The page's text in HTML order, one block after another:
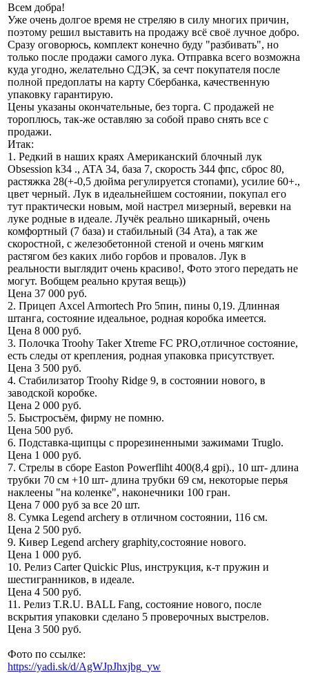
Всем добра!
Уже очень долгое время не стреляю в силу многих причин,
поэтому решил выставить на продажу всё своё лучное добро.
Сразу оговорюсь, комплект конечно буду "разбивать", но
только после продажи самого лука. Отправка всего возможна
куда угодно, желательно СДЭК, за сечт покупателя после
полной предоплаты на карту Сбербанка, качественную
упаковку гарантирую.
Цены указаны окончательные, без торга. С продажей не
тороплюсь, так-же оставляю за собой право снять все с
продажи.
Итак:
1. Редкий в наших краях Американский блочный лук
Obsession k34 ., ATA 34, база 7, скорость 344 фпс, сброс 80,
растяжка 28(+-0,5 дюйма регулируется стопами), усилие 60+.,
цвет черный. Лук в идеальнейшем состоянии, покупал его
тут практически новым, мой настрел мизерный, веревки на
луке родные в идеале. Лучёк реально шикарный, очень
комфортный (7 база) и стабильный (34 Ата), а так же
скоростной, с железобетонной стеной и очень мягким
растягом без каких либо горбов и провалов. Лук в
реальности выглядит очень красиво!, Фото этого передать не
могут. Вобщем реально крутая вещь))
Цена 37 000 руб.
2. Прицеп Axcel Armortech Pro 5пин, пины 0,19. Длинная
штанга, состояние идеальное, родная коробка имеется.
Цена 8 000 руб.
3. Полочка Troohy Taker Xtreme FC PRO,отличное состояние,
есть следы от крепления, родная упаковка присутствует.
Цена 3 500 руб.
4. Стабилизатор Troohy Ridge 9, в состоянии нового, в
заводской коробке.
Цена 2 000 руб.
5. Быстросъём, фирму не помню.
Цена 500 руб.
6. Подставка-щипцы с прорезиненными зажимами Truglo.
Цена 1 000 руб.
7. Стрелы в сборе Easton Powerfliht 400(8,4 gpi)., 10 шт- длина
трубки 70 см +10 шт- длина трубки 69 см, некоторые перья
наклеены "на коленке", наконечники 100 гран.
Цена 7 000 руб за все 20 шт.
8. Сумка Legend archery в отличном состоянии, 116 см.
Цена 2 500 руб.
9. Кивер Legend archery graphity,состояние нового.
Цена 1 000 руб.
10. Релиз Carter Quickic Plus, инструкция, к-т пружин и
шестигранников, в идеале.
Цена 4 500 руб.
11. Релиз T.R.U. BALL Fang, состояние нового, после
вскрытия упаковки сделано 5 проверочных выстрелов.
Цена 3 500 руб.
Фото по ссылке:
https://yadi.sk/d/AgWJpJhxjbg_yw